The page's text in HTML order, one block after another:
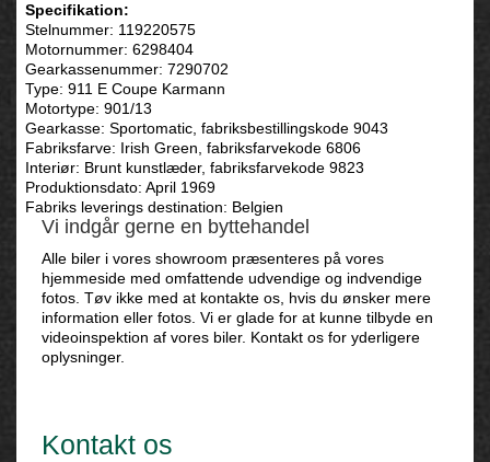
Specifikation:
Stelnummer: 119220575
Motornummer: 6298404
Gearkassenummer: 7290702
Type: 911 E Coupe Karmann
Motortype: 901/13
Gearkasse: Sportomatic, fabriksbestillingskode 9043
Fabriksfarve: Irish Green, fabriksfarvekode 6806
Interiør: Brunt kunstlæder, fabriksfarvekode 9823
Produktionsdato: April 1969
Fabriks leverings destination: Belgien
Vi indgår gerne en byttehandel
Alle biler i vores showroom præsenteres på vores
hjemmeside med omfattende udvendige og indvendige
fotos. Tøv ikke med at kontakte os, hvis du ønsker mere
information eller fotos. Vi er glade for at kunne tilbyde en
videoinspektion af vores biler. Kontakt os for yderligere
oplysninger.
Kontakt os